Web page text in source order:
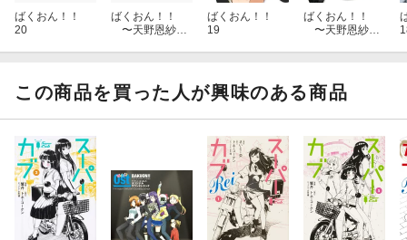
ばくおん！！
20
ばくおん！！
〜天野恩紗の
ばくおん！！
19
ばくおん！！
〜天野恩紗の
この商品を買った人が興味のある商品